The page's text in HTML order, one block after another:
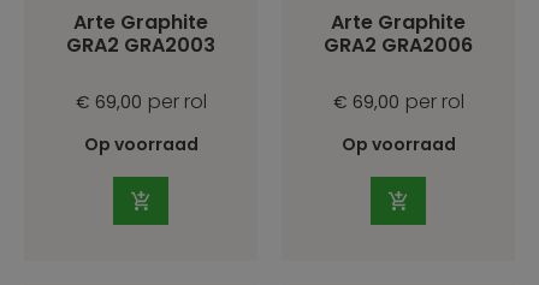
Arte Graphite
GRA2 GRA2003
€ 69,00 per rol
Op voorraad
Arte Graphite
GRA2 GRA2006
€ 69,00 per rol
Op voorraad